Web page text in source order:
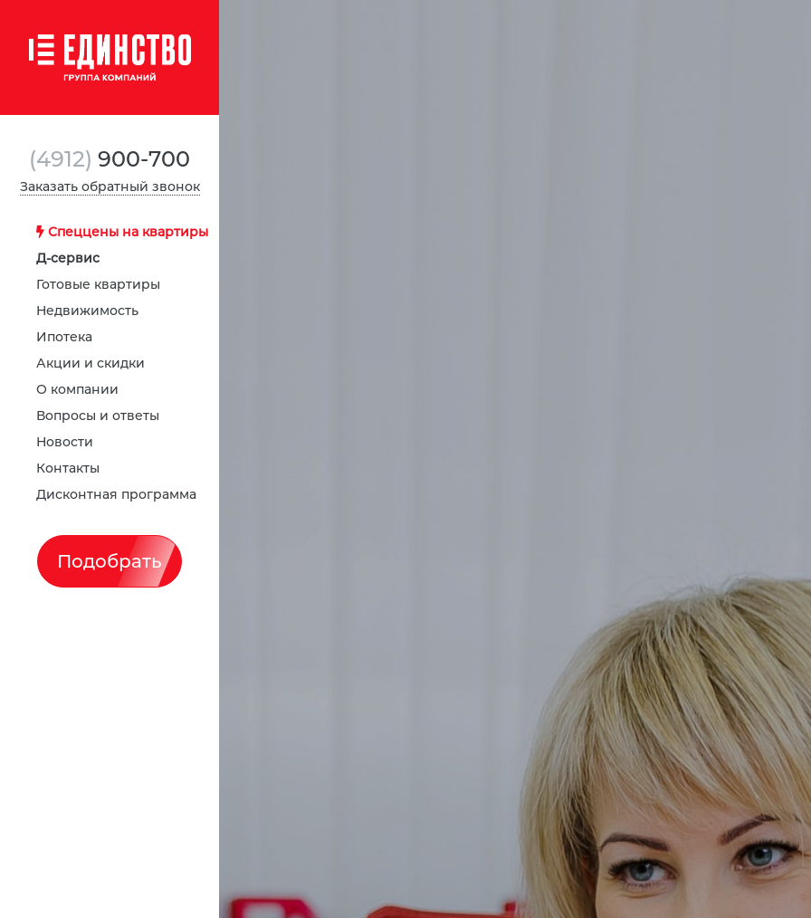
(4912) 900-700
Заказать обратный звонок
Спеццены на квартиры
Д-сервис
Готовые квартиры
Недвижимость
Ипотека
Акции и скидки
О компании
Вопросы и ответы
Новости
Контакты
Дисконтная программа
Подобрать